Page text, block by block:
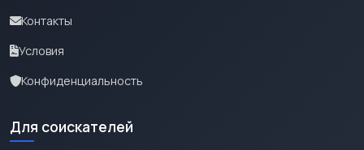
Контакты
Условия
Конфиденциальность
Для соискателей